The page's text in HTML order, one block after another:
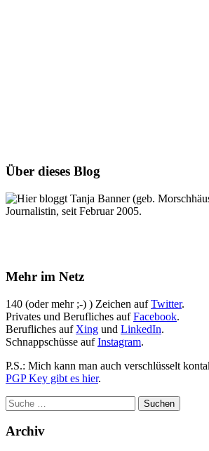
Über dieses Blog
Hier bloggt Tanja Banner (geb.
Journalistin, seit Februar 2005.
Mehr im Netz
140 (oder mehr ;-) ) Zeichen aufTwitter.
Privates und Berufliches aufFacebook.
Berufliches auf Xing und LinkedIn.
Schnappschüsse aufInstagram.
P.S.: Mich kann man auch verschlüsselt
PGP Key gibt es hier.
Archiv